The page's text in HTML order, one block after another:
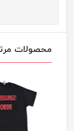
محصولات